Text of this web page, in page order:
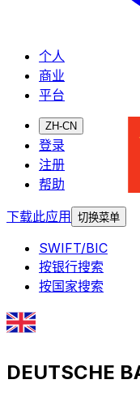
个人
商业
平台
ZH-CN
登录
注册
帮助
下载此应用
切换菜单
SWIFT/BIC
按银行搜索
按国家搜索
DEUTSCHE